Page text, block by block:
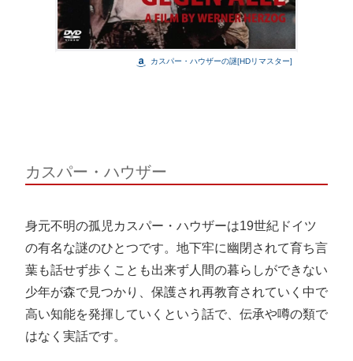
カスパー・ハウザーの謎[HDリマスター]
カスパー・ハウザー
身元不明の孤児カスパー・ハウザーは19世紀ドイツ
の有名な謎のひとつです。地下牢に幽閉されて育ち言
葉も話せず歩くことも出来ず人間の暮らしができない
少年が森で見つかり、保護され再教育されていく中で
高い知能を発揮していくという話で、伝承や噂の類で
はなく実話です。